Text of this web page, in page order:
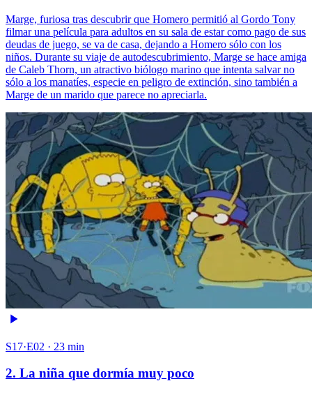
Marge, furiosa tras descubrir que Homero permitió al Gordo Tony
filmar una película para adultos en su sala de estar como pago de sus
deudas de juego, se va de casa, dejando a Homero sólo con los
niños. Durante su viaje de autodescubrimiento, Marge se hace amiga
de Caleb Thorn, un atractivo biólogo marino que intenta salvar no
sólo a los manatíes, especie en peligro de extinción, sino también a
Marge de un marido que parece no apreciarla.
S17·E02 · 23 min
2. La niña que dormía muy poco